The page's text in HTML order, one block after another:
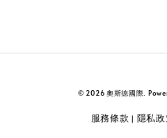
© 2026 奧斯德國際.
服務條款 | 隱私